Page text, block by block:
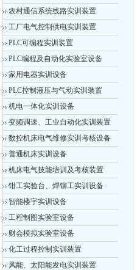
农村通信系统线路实训装置
工厂电气控制供电实训装置
PLC可编程实训装置
PLC编程及自动化实验室设备
家用电器实训设备
PLC控制液压与气动实训装置
机电一体化实训设备
变频调速、工业自动化实训装置
数控机床电气维修实训考核设备
普通机床实训设备
机床电气技能培训及考核装置
钳工实验台、焊铆工实训设备
智能楼宇实训设备
工程制图实验室设备
财会模拟实验室设备
化工过程控制实训装置
风能、太阳能发电实训装置